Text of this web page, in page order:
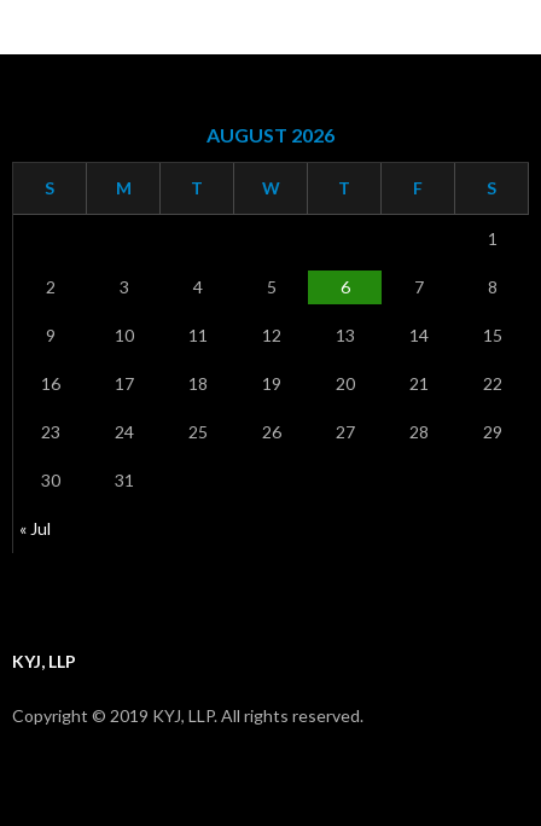
AUGUST 2026
S M T W T F S
« Jul
1
2 3 4 5 6 7 8
9 10 11 12 13 14 15
16 17 18 19 20 21 22
23 24 25 26 27 28 29
30 31
KYJ, LLP
Copyright © 2019 KYJ, LLP. All rights reserved.